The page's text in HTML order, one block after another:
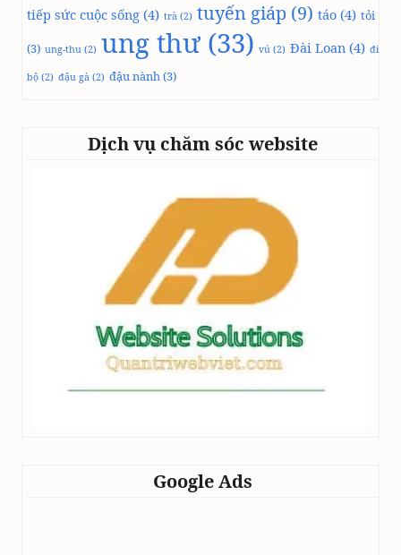
tiếp sức cuộc sống (4) trà (2) tuyến giáp (9) táo (4) tỏi
(3) ung-thu (2) ung thư(33) vú (2) Đài Loan (4) đi
bộ (2) đậu gà (2) đậu nành(3)
Dịch vụ chăm sóc website
Google Ads